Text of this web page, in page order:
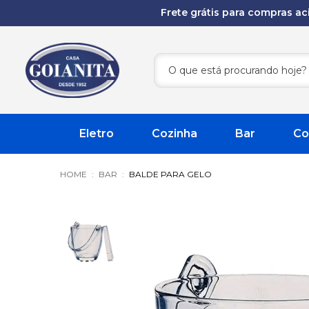
Frete grátis para compras
Eletro Cozinha Bar
BAR BALDE PARA GELO